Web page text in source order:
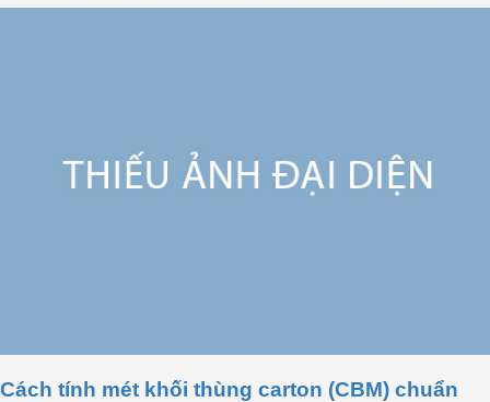
Cách tính mét khối thùng carton (CBM) chuẩn